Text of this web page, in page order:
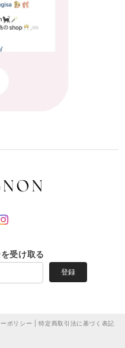
受け取る
登録
ポリシー |特定商取引法に基づく表記